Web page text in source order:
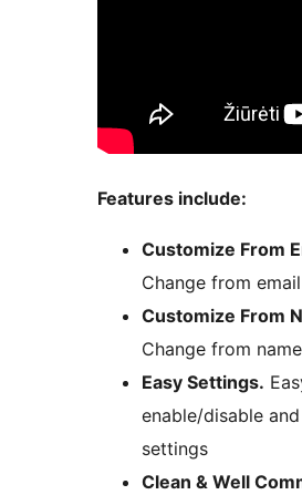
Features include:
Customize From
Change from
Customize From
Change from
Easy Settings.
enable/disable
settings
Clean & Well